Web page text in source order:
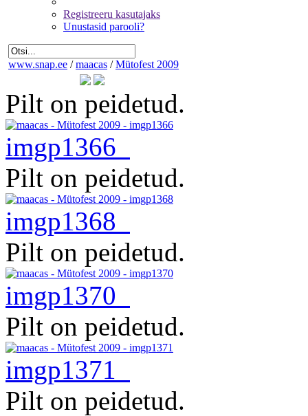
Registreeru kasutajaks
Unustasid parooli?
www.snap.ee / maacas / Mütofest 2009
Pilt on peidetud.
imgp1366
Pilt on peidetud.
imgp1368
Pilt on peidetud.
imgp1370
Pilt on peidetud.
imgp1371
Pilt on peidetud.